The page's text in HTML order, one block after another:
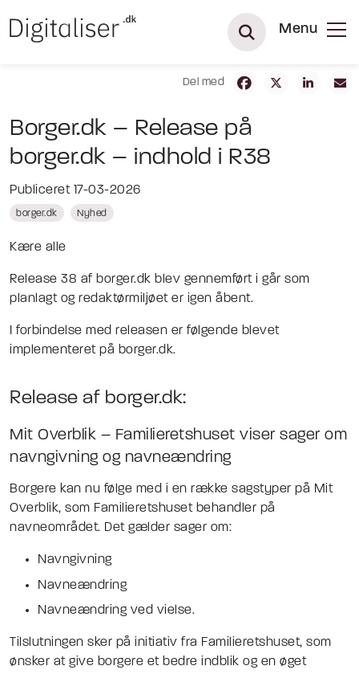
Menu
Del med
Borger.dk – Release på
borger.dk – indhold i R38
Publiceret 17-03-2026
borger.dk Nyhed
Kære alle
Release 38 af borger.dk blev gennemført i går som
planlagt og redaktørmiljøet er igen åbent.
I forbindelse med releasen er følgende blevet
implementeret på borger.dk.
Release af borger.dk:
Mit Overblik – Familieretshuset viser sager om
navngivning og navneændring
Borgere kan nu følge med i en række sagstyper på Mit
Overblik, som Familieretshuset behandler på
navneområdet. Det gælder sager om:
Navngivning
Navneændring
Navneændring ved vielse.
Tilslutningen sker på initiativ fra Familieretshuset, som
ønsker at give borgere et bedre indblik og en øget